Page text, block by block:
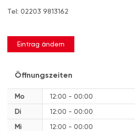
Tel: 02203 9813162
Eintrag ändern
Öffnungszeiten
Mo
12:00 - 00:00
Di
12:00 - 00:00
Mi
12:00 - 00:00